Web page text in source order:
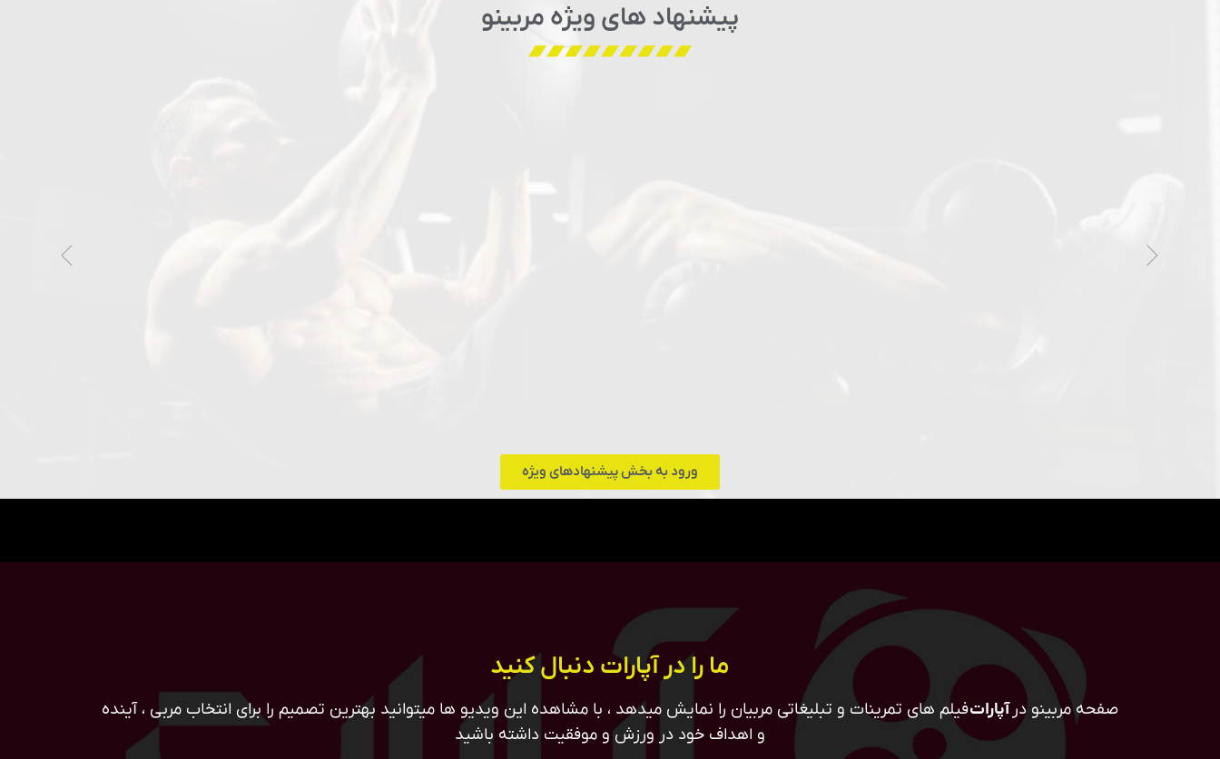
پیشنهاد های ویژه مربینو
ورود به بخش پیشنهادهای ویژه
ما را در آپارات دنبال کنید
صفحه مربینو در آپاراتفیلم های تمرینات و تبلیغاتی مربیان را نمایش میدهد ، با مشاهده این ویدیو ها میتوانید بهترین تصمیم را برای انتخاب مربی ، آینده
و اهداف خود در ورزش و موفقیت داشته باشید